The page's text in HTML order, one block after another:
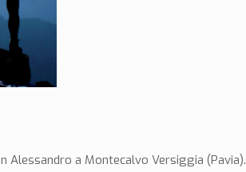
Alessandro a Montecalvo Versiggia (Pavia).